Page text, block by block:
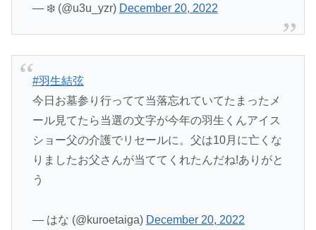
— ❄️ (@u3u_yzr) December 20, 2022
#羽生結弦
今日お墓参り行ってて当落忘れていてたまったメ
ール見てたら当選の文字が今年の羽生くんアイス
ショー父の介護でリセールに。父は10月に亡くな
りましたお父さんが当ててくれたんだね!ありがと
う
— はな (@kuroetaiga) December 20, 2022